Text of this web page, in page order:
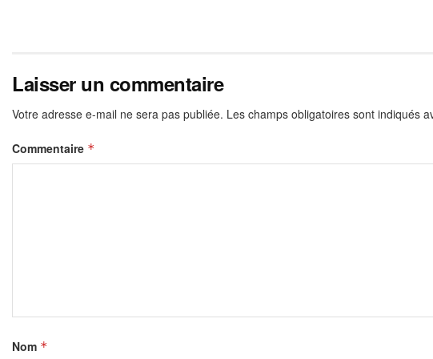
Laisser un commentaire
Votre adresse e-mail ne sera pas publiée. Les champs obligatoires sont indiqués
Commentaire *
Nom *